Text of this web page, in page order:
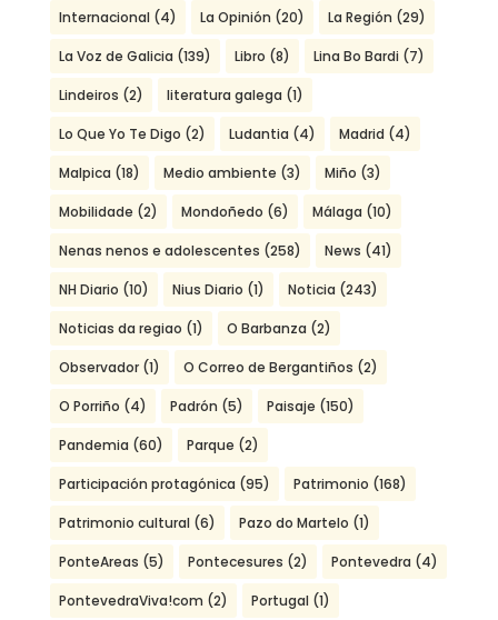
Internacional (4) La Opinión (20) La Región (29)
La Voz de Galicia (139) Libro (8) Lina Bo Bardi (7)
Lindeiros (2) literatura galega (1)
Lo Que Yo Te Digo (2) Ludantia (4) Madrid (4)
Malpica (18) Medio ambiente (3) Miño (3)
Mobilidade (2) Mondoñedo (6) Málaga (10)
Nenas nenos e adolescentes (258) News (41)
NH Diario (10) Nius Diario (1) Noticia (243)
Noticias da regiao (1) O Barbanza (2)
Observador(1) O Correo de Bergantiños (2)
O Porriño (4) Padrón (5) Paisaje (150)
Pandemia (60) Parque (2)
Participación protagónica (95) Patrimonio (168)
Patrimonio cultural (6) Pazo do Martelo (1)
PonteAreas (5) Pontecesures (2) Pontevedra (4)
PontevedraViva!com (2) Portugal (1)